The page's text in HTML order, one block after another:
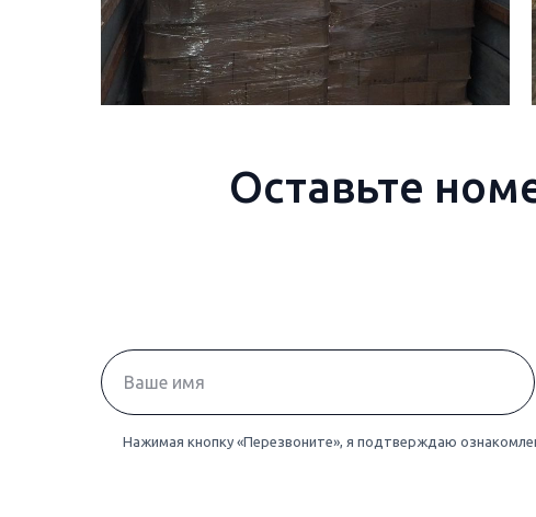
Оставьте
Нажимая кнопку «Перезвоните», я подтверждаю